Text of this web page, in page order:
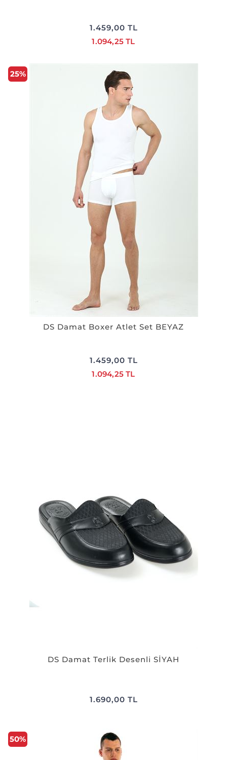
1.459,00 TL
1.094,25 TL
25%
DS Damat Boxer Atlet Set BEYAZ
1.459,00 TL
1.094,25 TL
DS Damat Terlik Desenli SİYAH
1.690,00 TL
50%